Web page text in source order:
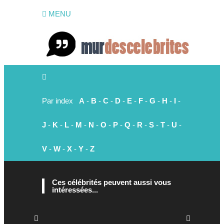
MENU
Par index A - B - C - D - E - F - G - H - I -
J - K - L - M - N - O - P - Q - R - S - T - U -
V - W - X - Y - Z
Ces célébrités peuvent aussi vous
intéressées...